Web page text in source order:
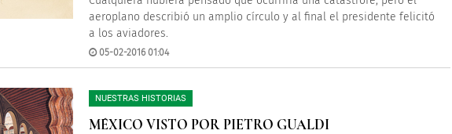
aeroplano describió un amplio círculo y al final el presidente felicitó
a los aviadores.
05-02-2016 01:04
NUESTRAS HISTORIAS
MÉXICO VISTO POR PIETRO GUALDI